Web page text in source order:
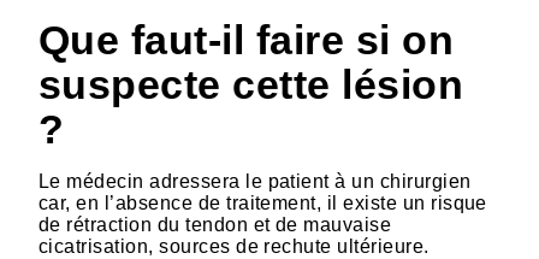
Que faut-il faire si on
suspecte cette lésion
?
Le médecin adressera le patient à un chirurgien
car, en l’absence de traitement, il existe un risque
de rétraction du tendon et de mauvaise
cicatrisation, sources de rechute ultérieure.